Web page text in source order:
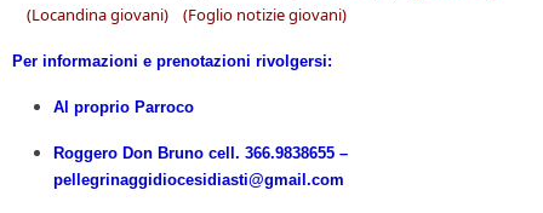
(Locandina giovani)
(Foglio notizie giovani)
Per informazioni e prenotazioni rivolgersi:
Al proprio Parroco
Roggero Don Bruno cell. 366.9838655 –
pellegrinaggidiocesidiasti@gmail.com